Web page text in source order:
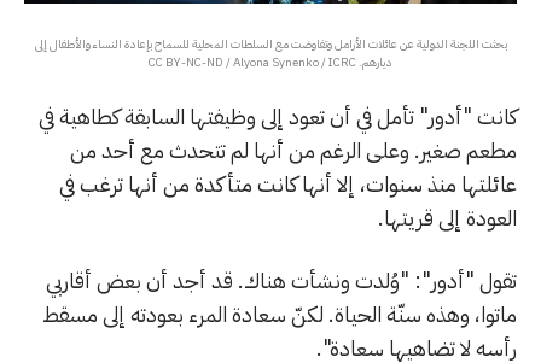
بحثت اللجنة الدولية عن عائلات الأرامل وتفاوضت مع السلطات المحلية للسماح بإعادة النساء والأطفال إلى
ديارهم. CC BY-NC-ND / Alyona Synenko / ICRC
كانت "أدور" تأمل في أن تعود إلى وظيفتها السابقة كطاهية في
مطعم صغير. وعلى الرغم من أنها لم تتحدث مع أحد من
عائلتها منذ سنوات، إلا أنها كانت متأكدة من أنها ترغب في
العودة إلى قريتها.
تقول "أدور": "وُلدت ونشأت هناك. قد أجد أن بعض أقاربي
ماتوا، وهذه سنّة الحياة. لكنّ سعادة المرء بعودته إلى مسقط
رأسه لا تضاهيها سعادة".